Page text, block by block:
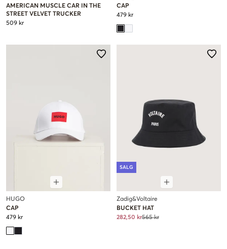
AMERICAN MUSCLE CAR IN THE
STREET VELVET TRUCKER
509 kr
CAP
479 kr
HUGO
CAP
479 kr
SALG
Zadig&Voltaire
BUCKET HAT
282,50 kr565 kr